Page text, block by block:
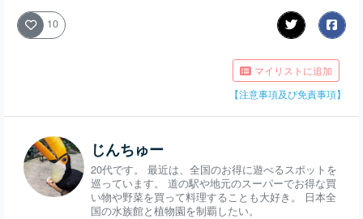
10
マイリストに追加
【注意事項及び免責事項】
じんちゅー
20代です。 最近は、全国のお得に遊べるスポットを
巡っています。 道の駅や地元のスーパーでお得な買
い物や野菜を買って料理することも大好き。 日本全
国の水族館と植物園を制覇したい。